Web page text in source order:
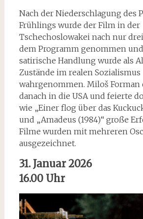
Nach der Niederschlagung des
Frühlings wurde der Film in der
Tschechoslowakei nach nur
dem Programm genommen
satirische Handlung wurde als
Zustände im realen Sozialismus
wahrgenommen. Miloš
danach in die USA und feierte
wie „Einer flog über das
und „Amadeus (1984)“ große
Filme wurden mit mehreren
ausgezeichnet.
31. Januar 2026
16.00 Uhr